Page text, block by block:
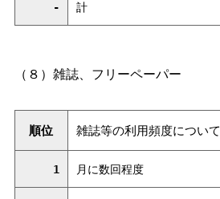
- 計
（８）雑誌、フリーペーパー
順位 雑誌等の利用頻度について
1 月に数回程度